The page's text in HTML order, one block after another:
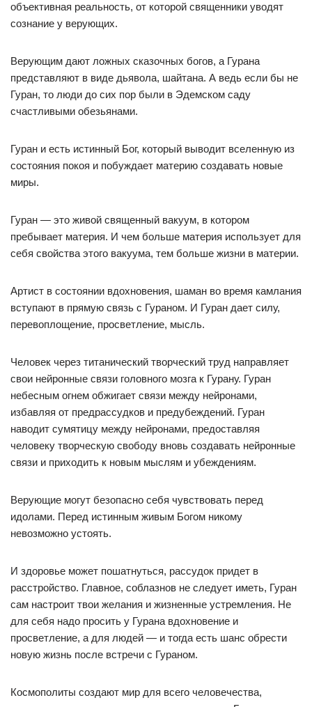
объективная реальность, от которой священники уводят
сознание у верующих.
Верующим дают ложных сказочных богов, а Гурана
представляют в виде дьявола, шайтана. А ведь если бы не
Гуран, то люди до сих пор были в Эдемском саду
счастливыми обезьянами.
Гуран и есть истинный Бог, который выводит вселенную из
состояния покоя и побуждает материю создавать новые
миры.
Гуран — это живой священный вакуум, в котором
пребывает материя. И чем больше материя использует для
себя свойства этого вакуума, тем больше жизни в материи.
Артист в состоянии вдохновения, шаман во время камлания
вступают в прямую связь с Гураном. И Гуран дает силу,
перевоплощение, просветление, мысль.
Человек через титанический творческий труд направляет
свои нейронные связи головного мозга к Гурану. Гуран
небесным огнем обжигает связи между нейронами,
избавляя от предрассудков и предубеждений. Гуран
наводит сумятицу между нейронами, предоставляя
человеку творческую свободу вновь создавать нейронные
связи и приходить к новым мыслям и убеждениям.
Верующие могут безопасно себя чувствовать перед
идолами. Перед истинным живым Богом никому
невозможно устоять.
И здоровье может пошатнуться, рассудок придет в
расстройство. Главное, соблазнов не следует иметь, Гуран
сам настроит твои желания и жизненные устремления. Не
для себя надо просить у Гурана вдохновение и
просветление, а для людей — и тогда есть шанс обрести
новую жизнь после встречи с Гураном.
Космополиты создают мир для всего человечества,